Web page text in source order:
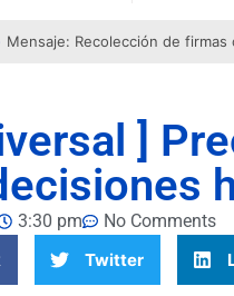
Mensaje: Recolección de firmas
]
3:30 pm
No Comments
Twitter